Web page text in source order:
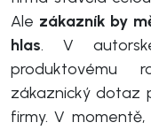
Ale zákazník by
hlas. V
produktovému
zákaznický dotaz
firmy. V